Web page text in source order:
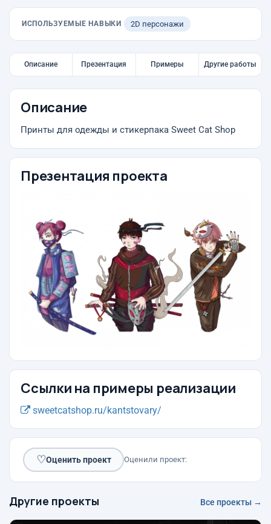
ИСПОЛЬЗУЕМЫЕ НАВЫКИ 2D персонажи
Описание Презентация Примеры Другие работы
Описание
Принты для одежды и стикерпака Sweet Cat Shop
Презентация проекта
Ссылки на примеры реализации
sweetcatshop.ru/kantstovary/
♡Оценить проект Оценили проект:
Другие проекты Все проекты →